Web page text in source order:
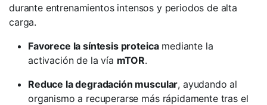
durante entrenamientos intensos y periodos de alta
carga.
Favorece la síntesis proteicamediante la
activación de la vía mTOR.
Reduce la degradación muscular, ayudando al
organismo a recuperarse más rápidamente tras el